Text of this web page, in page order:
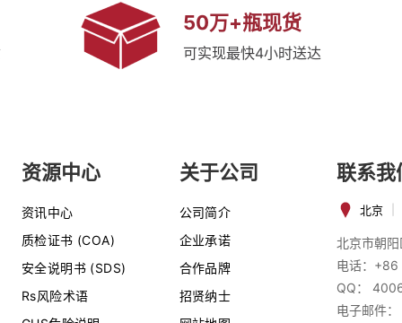
50万+瓶现货
可实现最快4小时送达
资源中心
资讯中心
质检证书 (COA)
安全说明书 (SDS)
Rs风险术语
关于公司
公司简介
企业承诺
合作品牌
招贤纳士
联系我
北京
北京市朝
电话：
QQ：
电子邮件：